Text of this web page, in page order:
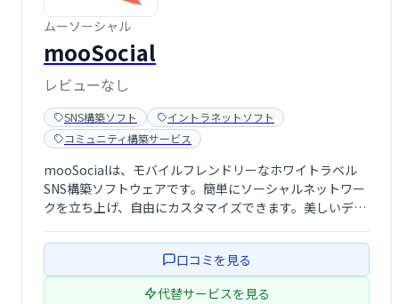
ムーソーシャル
mooSocial
レビューなし
SNS構築ソフト
イントラネットソフト
コミュニティ構築サービス
mooSocialは、モバイルフレンドリーなホワイトラベル
SNS構築ソフトウェアです。簡単にソーシャルネットワー
クを立ち上げ、自由にカスタマイズできます。美しいデザ
機能を拡張可能。プログラミング知識がなくても、直感的
に操作できます。独自のSNSを構 …
口コミを見る
代替サービスを見る